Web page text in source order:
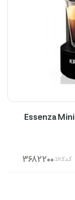
اسپرسوساز نسپرسو مینی اسنزا کروپس Essenza Mini
کدکالا: